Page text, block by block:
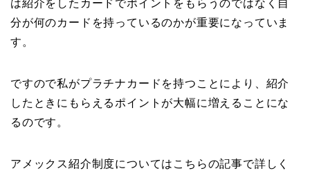
は紹介をしたカードでポイントをもらうのではなく自
分が何のカードを持っているのかが重要になっていま
す。
ですので私がプラチナカードを持つことにより、紹介
したときにもらえるポイントが大幅に増えることにな
るのです。
アメックス紹介制度についてはこちらの記事で詳しく